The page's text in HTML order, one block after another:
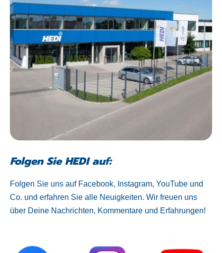
Folgen Sie HEDI auf:
Folgen Sie uns auf Facebook, Instagram, YouTube und
Co. und erfahren Sie alle Neuigkeiten. Wir freuen uns
über Deine Nachrichten, Kommentare und Erfahrungen!